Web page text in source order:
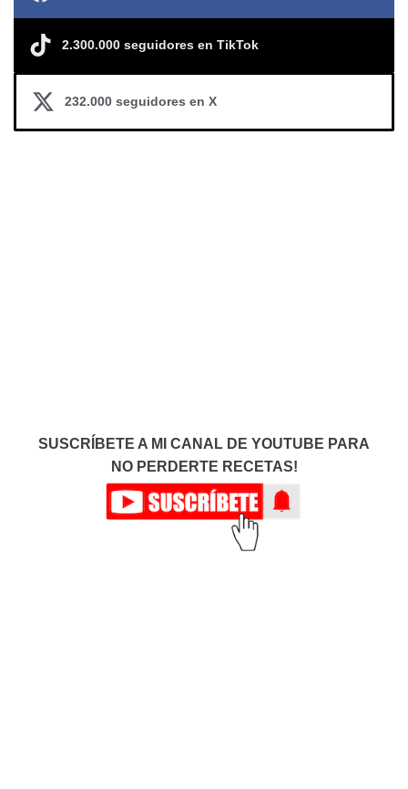
2.300.000 seguidores en TikTok
232.000 seguidores en X
SUSCRÍBETE A MI CANAL DE YOUTUBE PARA
NO PERDERTE RECETAS!